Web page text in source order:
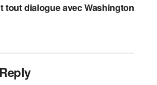
tout dialogue avec Washington